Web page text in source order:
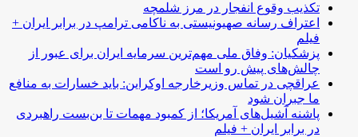
تکذیب وقوع انفجار در مرز شلمچه
اعتراف رسانه صهیونیستی به ناکامی ترامپ در برابر ایران +
فیلم
پزشکیان: وفاق ملی مهم‌ترین سرمایه ایران برای عبور از
چالش‌های پیش رو است
عراقچی در تماس وزیرخارجه اوکراین: باید خسارات به منافع
ما جبران شود
پاشنه آشیل‌های آمریکا؛ از کمبود مهمات تا بن‌بست راهبردی
در برابر ایران + فیلم